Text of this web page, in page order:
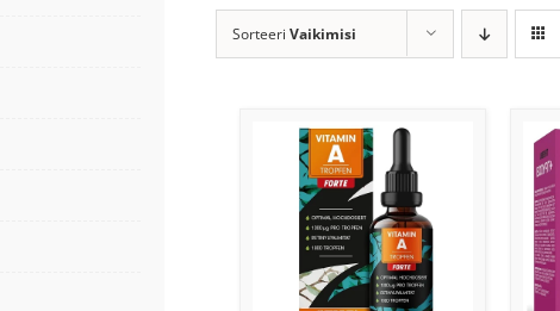
Sorteeri Vaikimisi